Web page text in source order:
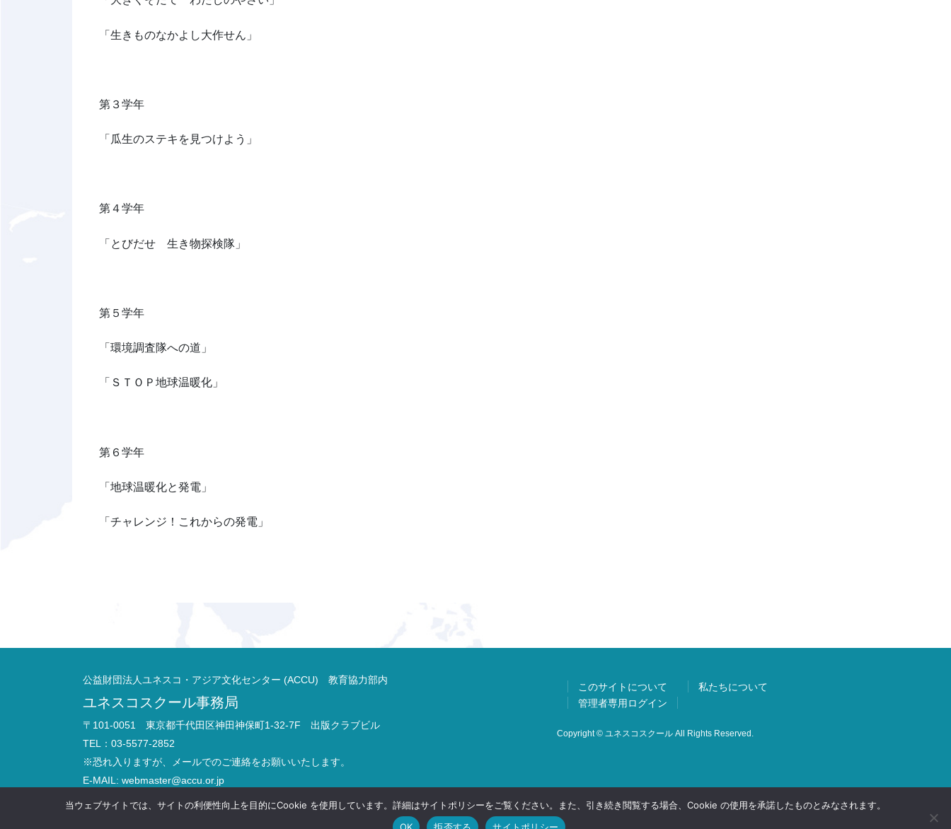
「生きものなかよし大作せん」
第３学年
「瓜生のステキを見つけよう」
第４学年
「とびだせ 生き物探検隊」
第５学年
「環境調査隊への道」
「ＳＴＯＰ地球温暖化」
第６学年
「地球温暖化と発電」
「チャレンジ！これからの発電」
公益財団法人ユネスコ・アジア文化センター (ACCU) 教育協力部内
ユネスコスクール事務局
〒101-0051 東京都千代田区神田神保町1-32-7F 出版クラブビル
TEL：03-5577-2852
※恐れ入りますが、メールでのご連絡をお願いいたします。
E-MAIL: webmaster@accu.or.jp
お問い合わせ
このサイトについて
私たちについて
管理者専用ログイン
Copyright © ユネスコスクール All Rights Reserved.
当ウェブサイトでは、サイトの利便性向上を目的にCookie を使用しています。詳細はサイトポリシーをご覧ください。また、引き続き閲覧する場合、Cookie の使用を承諾したものとみなされます。
OK
拒否する サイトポリシー